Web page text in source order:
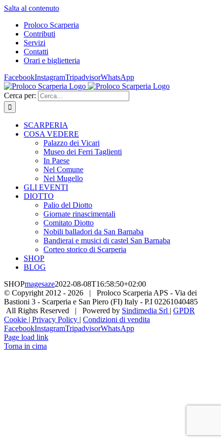
Salta al contenuto
Proloco Scarperia
Contributi
Servizi
Contatti
Orari e biglietteria
FacebookInstagramTripadvisorWhatsApp
Cerca per:
SCARPERIA
COSA VEDERE
Palazzo dei Vicari
Museo dei Ferri Taglienti
In Paese
Nel Comune
Nel Mugello
GLI EVENTI
DIOTTO
Palio del Diotto
Giornate rinascimentali
Comitato Diotto
Nobili balladori da San Barnaba
Bandierai e musici di castel San Barnaba
Corteo storico di Scarperia
SHOP
BLOG
SHOPmagesaze2022-08-08T16:58:50+02:00
© Copyright 2012 - 2026 | Proloco Scarperia APS - Via dei
Bastioni 3 - Scarperia e San Piero (FI) Italy - P.I 02261040485
All Rights Reserved | Powered by Sindimedia Srl | GPDR
Cookie | Privacy Policy | Condizioni di vendita
FacebookInstagramTripadvisorWhatsApp
Page load link
Torna in cima